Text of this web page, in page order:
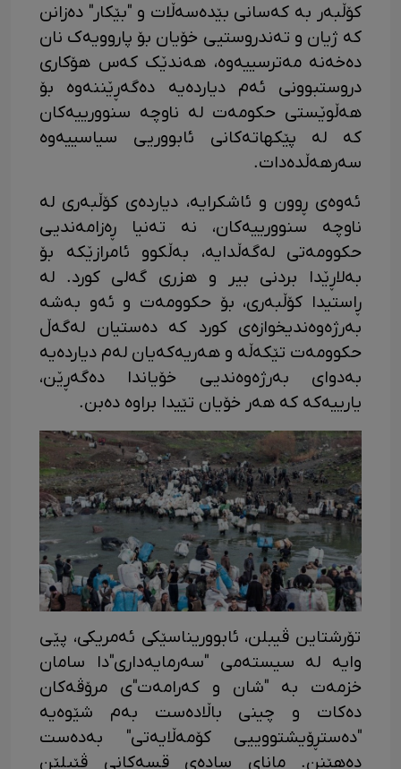
کۆڵبەر بە کەسانی بێدەسەڵات و "بێکار" دەزانن
کە ژیان و تەندروستیی خۆیان بۆ پاروویەک نان
دەخەنە مەترسییەوە، هەندێک کەس هۆکاری
دروستبوونی ئەم دیاردەیە دەگەڕێننەوە بۆ
هەڵوێستی حکومەت لە ناوچە سنوورییەکان
کە لە پێکهاتەکانی ئابووریی سیاسییەوە
سەرهەڵدەدات.
ئەوەی ڕوون و ئاشکرایە، دیاردەی کۆڵبەری لە
ناوچە سنوورییەکان، نە تەنیا ڕەزامەندیی
حکوومەتی لەگەڵدایە، بەڵکوو ئامرازێکە بۆ
بەلاڕێدا بردنی بیر و هزری گەلی کورد. لە
ڕاستیدا کۆڵبەری، بۆ حکوومەت و ئەو بەشە
بەرژەوەندیخوازەی کورد کە دەستیان لەگەڵ
حکوومەت تێکەڵە و هەریەکەیان لەم دیاردەیە
بەدوای بەرژەوەندیی خۆیاندا دەگەڕێن،
یارییەکە کە هەر خۆیان تێیدا براوە دەبن.
تۆرشتاین ڤیبلن، ئابووریناسێکی ئەمریکی، پێی
وایە لە سیستەمی "سەرمایەداری"دا سامان
خزمەت بە "شان و کەرامەت"ی مرۆڤەکان
دەکات و چینی باڵادەست بەم شێوەیە
"دەستڕۆیشتووییی کۆمەڵایەتی" بەدەست
دەهێنن. مانای سادەی قسەکانی ڤێبلێن